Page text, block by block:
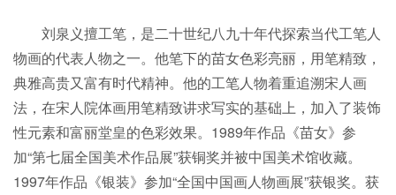
刘泉义擅工笔，是二十世纪八九十年代探索当代工笔人
物画的代表人物之一。他笔下的苗女色彩亮丽，用笔精致，
典雅高贵又富有时代精神。他的工笔人物着重追溯宋人画
法，在宋人院体画用笔精致讲求写实的基础上，加入了装饰
性元素和富丽堂皇的色彩效果。1989年作品《苗女》参
加“第七届全国美术作品展”获铜奖并被中国美术馆收藏。
1997年作品《银装》参加“全国中国画人物画展”获银奖。获